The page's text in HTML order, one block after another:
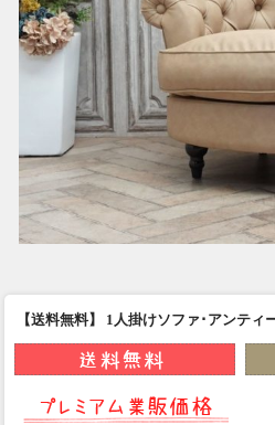
【送料無料】 1人掛けソファ･アンテ